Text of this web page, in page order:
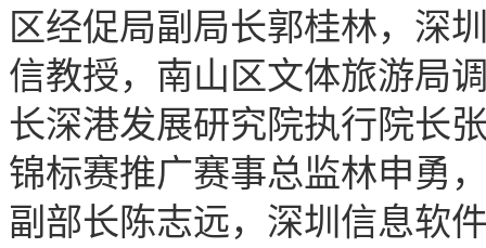
区经促局副局长郭桂林，深
信教授，南山区文体旅游局
长深港发展研究院执行院长
锦标赛推广赛事总监林申勇
副部长陈志远，深圳信息软